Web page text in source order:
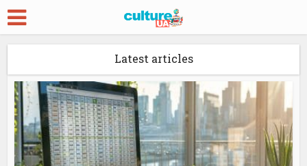
Latest articles